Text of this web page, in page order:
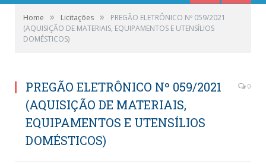
Home » Licitações »
PREGÃO ELETRÔNICO Nº 059/2021
(AQUISIÇÃO DE MATERIAIS, EQUIPAMENTOS E UTENSÍLIOS
DOMÉSTICOS)
PREGÃO ELETRÔNICO Nº 059/2021
(AQUISIÇÃO DE MATERIAIS,
EQUIPAMENTOS E UTENSÍLIOS
DOMÉSTICOS)
0